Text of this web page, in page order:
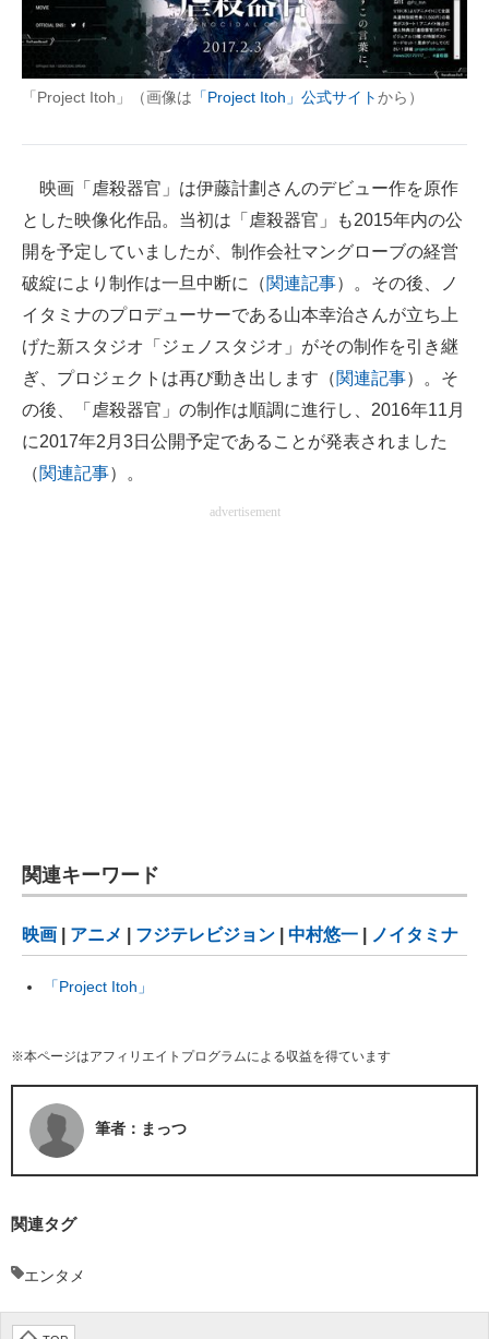
「Project Itoh」（画像は 「Project Itoh」公式サイトから）
映画「虐殺器官」は伊藤計劃さんのデビュー作を原作
とした映像化作品。当初は「虐殺器官」も2015年内の公
開を予定していましたが、制作会社マングローブの経営
破綻により制作は一旦中断に（関連記事）。その後、ノ
イタミナのプロデューサーである山本幸治さんが立ち上
げた新スタジオ「ジェノスタジオ」がその制作を引き継
ぎ、プロジェクトは再び動き出します（関連記事）。そ
の後、「虐殺器官」の制作は順調に進行し、2016年11月
に2017年2月3日公開予定であることが発表されました
（関連記事）。
advertisement
関連キーワード
映画 アニメ フジテレビジョン 中村悠一 ノイタミナ
「Project Itoh」
※本ページはアフィリエイトプログラムによる収益を得ています
筆者：まっつ
関連タグ
エンタメ